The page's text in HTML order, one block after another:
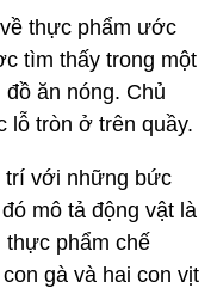
thực phẩm ước
tìm thấy trong một
ăn nóng. Chủ
lỗ tròn ở trên quầy.
trí với những bức
mô tả động vật là
thực phẩm chế
gà và hai con vịt